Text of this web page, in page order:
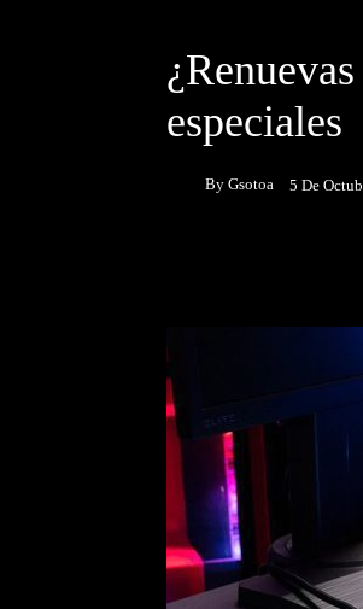
especiales
By Gsotoa 5 De